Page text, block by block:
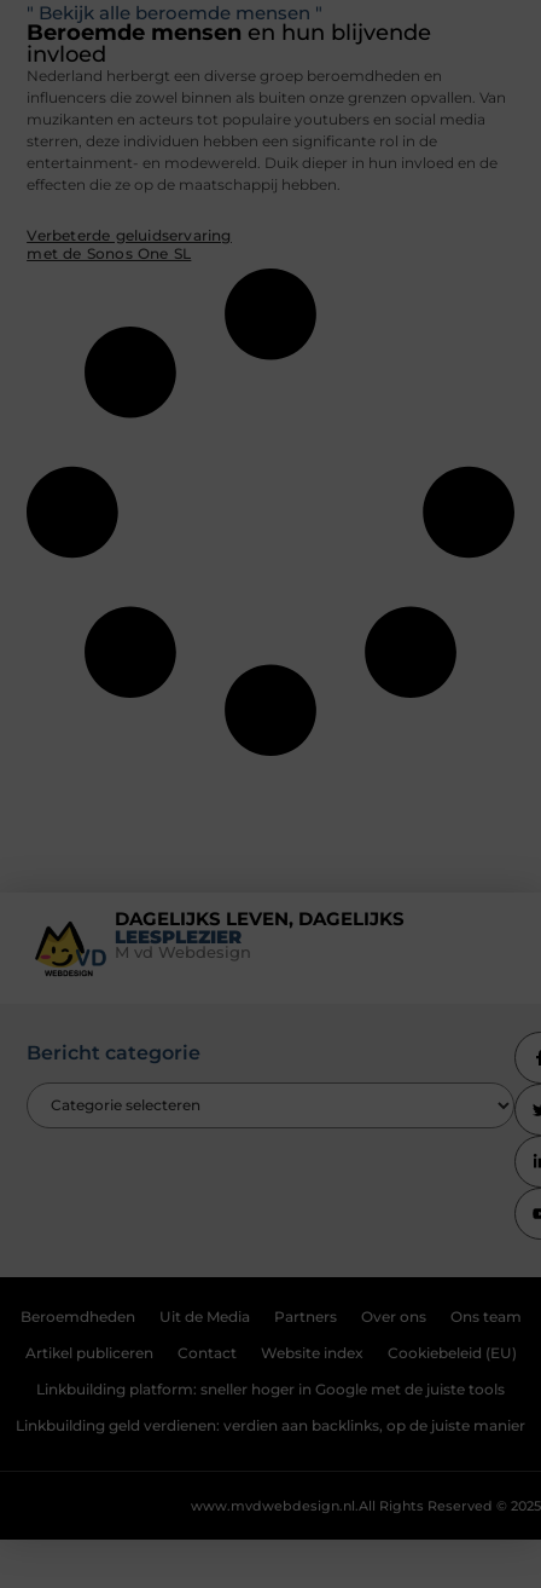
" Bekijk alle beroemde mensen "
Beroemde mensen en hun blijvende
invloed
Nederland herbergt een diverse groep beroemdheden en
influencers die zowel binnen als buiten onze grenzen opvallen. Van
muzikanten en acteurs tot populaire youtubers en social media
sterren, deze individuen hebben een significante rol in de
entertainment- en modewereld. Duik dieper in hun invloed en de
effecten die ze op de maatschappij hebben.
Verbeterde geluidservaring
met de Sonos One SL
DAGELIJKS LEVEN, DAGELIJKS
LEESPLEZIER
M vd Webdesign
Bericht categorie
Beroemdheden Uit de Media Partners Over ons Ons team
Artikel publiceren Contact Website index Cookiebeleid (EU)
Linkbuilding platform: sneller hoger in Google met de juiste tools
Linkbuilding geld verdienen: verdien aan backlinks, op de juiste manier
All Rights Reserved © 2025
www.mvdwebdesign.nl.